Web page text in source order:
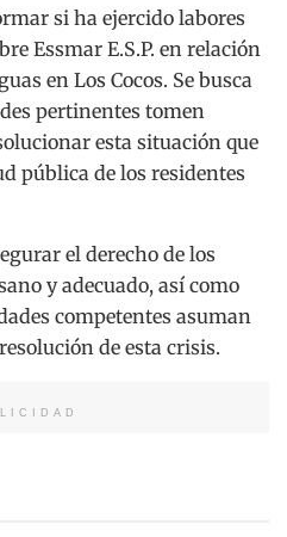
si ha ejercido labores
Essmar E.S.P. en relación
en Los Cocos. Se busca
pertinentes tomen
esta situación que
pública de los residentes
el derecho de los
y adecuado, así como
competentes asuman
de esta crisis.